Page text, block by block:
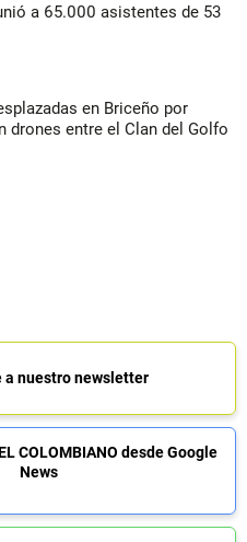
a 65.000 asistentes de 53
en Briceño por
drones entre el Clan del Golfo
a nuestro newsletter
COLOMBIANO desde Google
News